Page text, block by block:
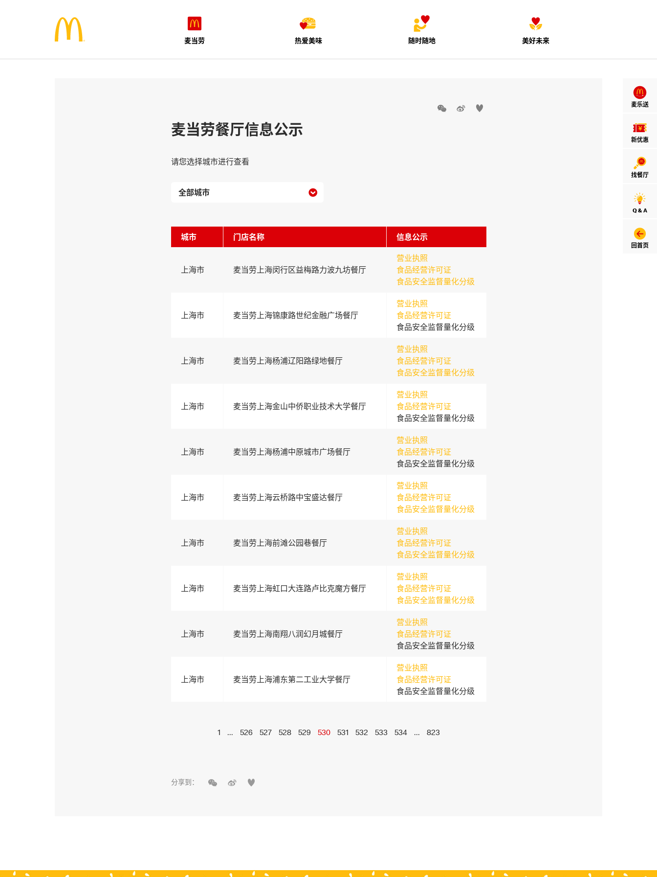
麦当劳 热爱美味 随时随地 美好未来
麦乐送
新优惠
找餐厅
Q & A
回首页
  
麦当劳餐厅信息公示
请您选择城市进行查看

城市 门店名称 信息公示
上海市 麦当劳上海闵行区益梅路力波九坊餐厅
营业执照
食品经营许可证
食品安全监督量化分级
上海市 麦当劳上海锦康路世纪金融广场餐厅
营业执照
食品经营许可证
食品安全监督量化分级
上海市 麦当劳上海杨浦辽阳路绿地餐厅
营业执照
食品经营许可证
食品安全监督量化分级
上海市 麦当劳上海金山中侨职业技术大学餐厅
营业执照
食品经营许可证
食品安全监督量化分级
上海市 麦当劳上海杨浦中原城市广场餐厅
营业执照
食品经营许可证
食品安全监督量化分级
上海市 麦当劳上海云桥路中宝盛达餐厅
营业执照
食品经营许可证
食品安全监督量化分级
上海市 麦当劳上海前滩公园巷餐厅
营业执照
食品经营许可证
食品安全监督量化分级
上海市 麦当劳上海虹口大连路卢比克魔方餐厅
营业执照
食品经营许可证
食品安全监督量化分级
上海市 麦当劳上海南翔八润幻月城餐厅
营业执照
食品经营许可证
食品安全监督量化分级
上海市 麦当劳上海浦东第二工业大学餐厅
营业执照
食品经营许可证
食品安全监督量化分级
1 ... 526 527 528 529 530 531 532 533 534 ... 823
分享到：   